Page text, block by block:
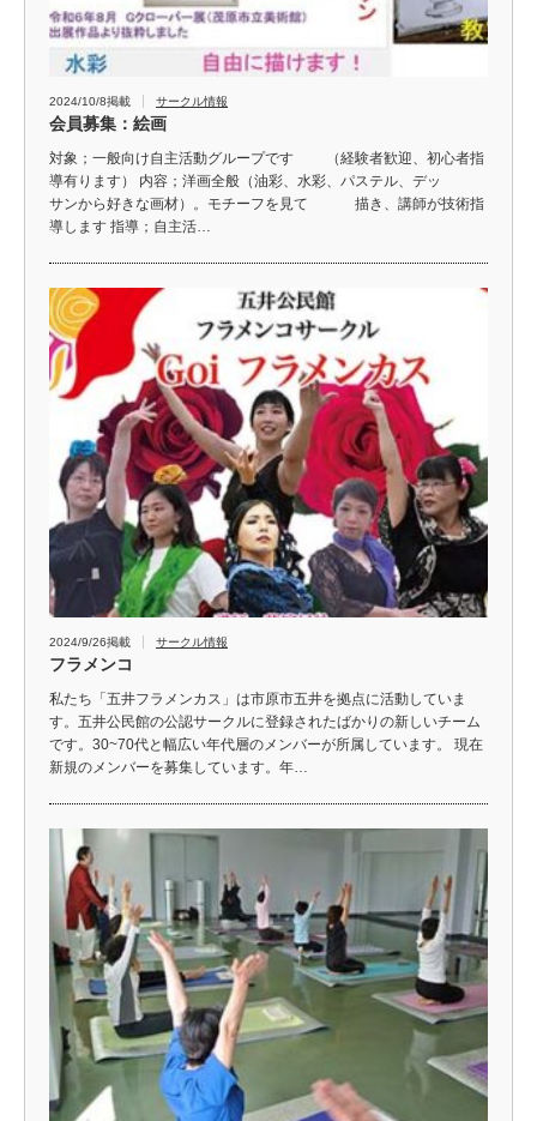
2024/10/8掲載 サークル情報
会員募集：絵画
対象；一般向け自主活動グループです （経験者歓迎、初心者指
導有ります） 内容；洋画全般（油彩、水彩、パステル、デッ
サンから好きな画材）。モチーフを見て 描き、講師が技術指
導します 指導；自主活…
2024/9/26掲載 サークル情報
フラメンコ
私たち「五井フラメンカス」は市原市五井を拠点に活動していま
す。五井公民館の公認サークルに登録されたばかりの新しいチーム
です。30~70代と幅広い年代層のメンバーが所属しています。 現在
新規のメンバーを募集しています。年…